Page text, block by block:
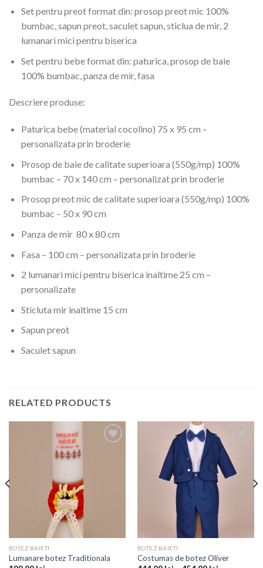
Set pentru preot format din: prosop preot mic 100%
bumbac, sapun preot, saculet sapun, sticlua de mir, 2
lumanari mici pentru biserica
Set pentru bebe format din: paturica, prosop de baie
100% bumbac, panza de mir, fasa
Descriere produse:
Paturica bebe (material cocolino) 75 x 95 cm –
personalizata prin broderie
Prosop de baie de calitate superioara (550g/mp) 100%
bumbac – 70 x 140 cm – personalizat prin broderie
Prosop preot mic de calitate superioara (550g/mp) 100%
bumbac – 50 x 90 cm
Panza de mir 80 x 80 cm
Fasa – 100 cm – personalizata prin broderie
2 lumanari mici pentru biserica inaltime 25 cm –
personalizate
Sticluta mir inaltime 15 cm
Sapun preot
Saculet sapun
RELATED PRODUCTS
BOTEZ BAIETI
Lumanare botez Traditionala
Add to
wishlist
BOTEZ BAIETI
Costumas de botez Oliver